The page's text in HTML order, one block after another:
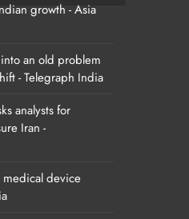
growth - Asia
an old problem
- Telegraph India
analysts for
Iran -
medical device